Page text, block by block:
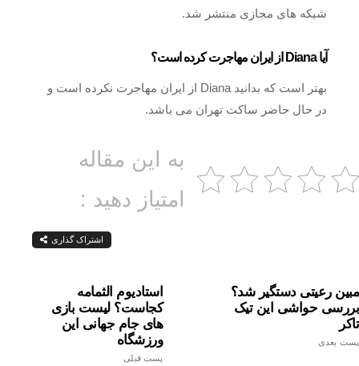
شبکه های مجازی منتشر شد.
آیا Diana از ایران مهاجرت کرده است؟
بهتر است که بدانید Diana از ایران مهاجرت نکرده است و
در حال حاضر ساکت تهران می باشد.
به این مقاله
امتیاز دهید :
اشتراک گذاری
استادیوم الثمامه
کجاست؟ لیست بازی
های جام جهانی این
ورزشگاه
پست قبلی
مبین رعیتی دستگیر شد؟
بررسی حواشی این تیک
تاکر
پست بعدی